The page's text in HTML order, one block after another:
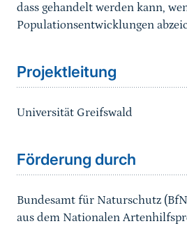
dass gehandelt werden kann,
Populationsentwicklungen
Sprungmarke
Projektleitung
Universität Greifswald
Förderung durch
Bundesamt für Naturschutz
aus dem Nationalen